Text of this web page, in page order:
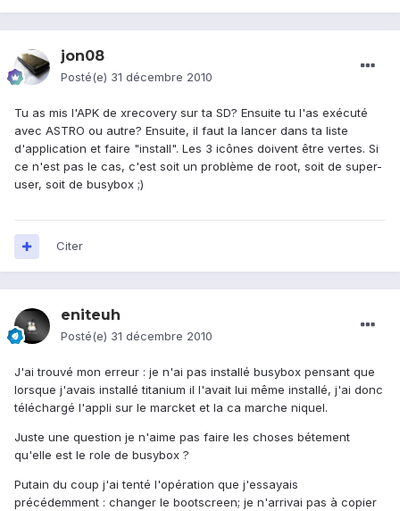
jon08
Posté(e) 31 décembre 2010
Tu as mis l'APK de xrecovery sur ta SD? Ensuite tu l'as exécuté
avec ASTRO ou autre? Ensuite, il faut la lancer dans ta liste
d'application et faire "install". Les 3 icônes doivent être vertes. Si
ce n'est pas le cas, c'est soit un problème de root, soit de super-
user, soit de busybox ;)
Citer
eniteuh
Posté(e) 31 décembre 2010
J'ai trouvé mon erreur : je n'ai pas installé busybox pensant que
lorsque j'avais installé titanium il l'avait lui même installé, j'ai donc
téléchargé l'appli sur le marcket et la ca marche niquel.
Juste une question je n'aime pas faire les choses bétement
qu'elle est le role de busybox ?
Putain du coup j'ai tenté l'opération que j'essayais
précédemment : changer le bootscreen; je n'arrivai pas à copier